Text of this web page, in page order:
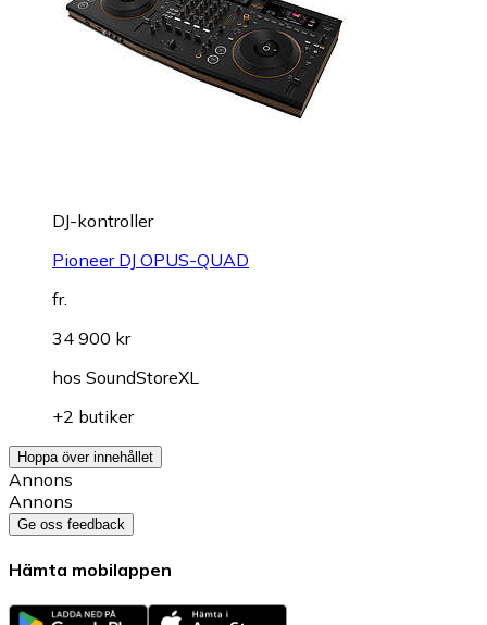
DJ-kontroller
Pioneer DJ OPUS-QUAD
fr.
34 900 kr
hos SoundStoreXL
+2 butiker
Hoppa över innehållet
Annons
Annons
Ge oss feedback
Hämta mobilappen